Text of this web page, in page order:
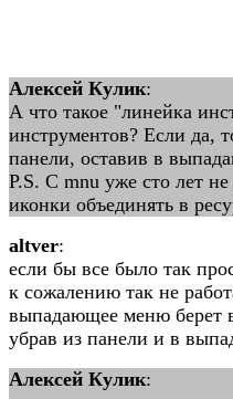
Алексей Кулик:
А что такое "линейка
инструментов? Если да,
панели, оставив в
P.S. C mnu уже сто лет
иконки объединять в
altver:
если бы все было так
к сожалению так не
выпадающее меню берет
убрав из панели и в
Алексей Кулик: